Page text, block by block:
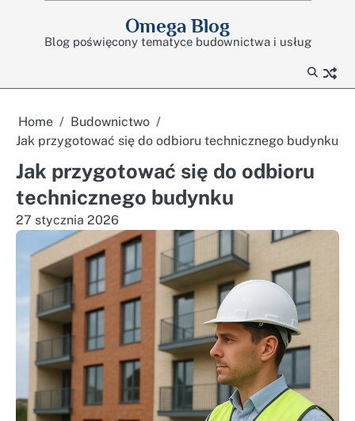
Omega Blog
Blog poświęcony tematyce budownictwa i usług
Home
Budownictwo
Jak przygotować się do odbioru technicznego budynku
Jak przygotować się do odbioru
technicznego budynku
27 stycznia 2026